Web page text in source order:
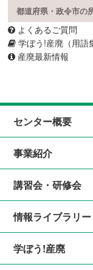
都道府県・政令市の
よくあるご質問
学ぼう!産廃（用語
産廃最新情報
センター概要
事業紹介
講習会・研修会
情報ライブラリー
学ぼう!産廃